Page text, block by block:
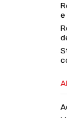
e